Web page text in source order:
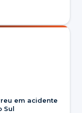
em acidente
Sul